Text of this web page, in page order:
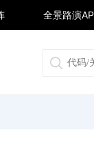
全景路演